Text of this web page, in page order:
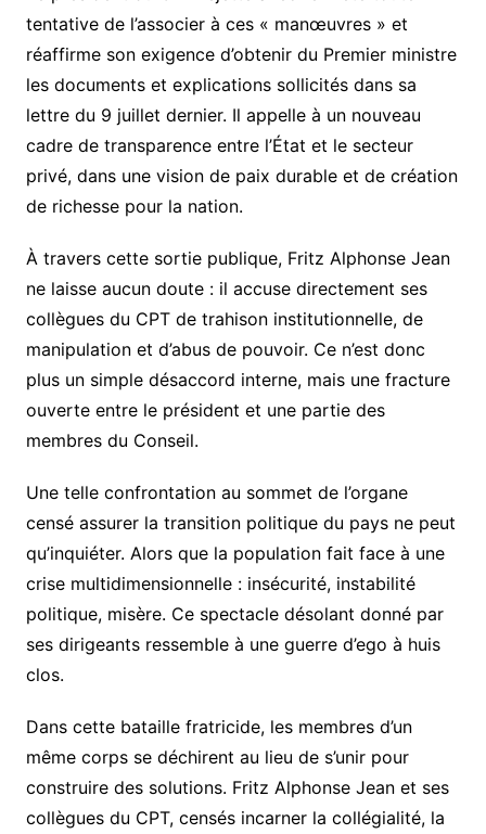
tentative de l’associer à ces « manœuvres » et
réaffirme son exigence d’obtenir du Premier ministre
les documents et explications sollicités dans sa
lettre du 9 juillet dernier. Il appelle à un nouveau
cadre de transparence entre l’État et le secteur
privé, dans une vision de paix durable et de création
de richesse pour la nation.
À travers cette sortie publique, Fritz Alphonse Jean
ne laisse aucun doute : il accuse directement ses
collègues du CPT de trahison institutionnelle, de
manipulation et d’abus de pouvoir. Ce n’est donc
plus un simple désaccord interne, mais une fracture
ouverte entre le président et une partie des
membres du Conseil.
Une telle confrontation au sommet de l’organe
censé assurer la transition politique du pays ne peut
qu’inquiéter. Alors que la population fait face à une
crise multidimensionnelle : insécurité, instabilité
politique, misère. Ce spectacle désolant donné par
ses dirigeants ressemble à une guerre d’ego à huis
clos.
Dans cette bataille fratricide, les membres d’un
même corps se déchirent au lieu de s’unir pour
construire des solutions. Fritz Alphonse Jean et ses
collègues du CPT, censés incarner la collégialité, la